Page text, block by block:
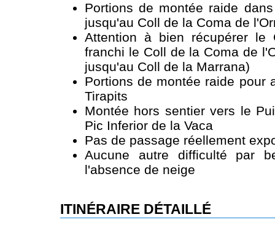
Portions de montée raide
jusqu'au Coll de la Coma de
Attention à bien récupérer le
franchi le Coll de la Coma de
jusqu'au Coll de la Marrana)
Portions de montée raide pour
Tirapits
Montée hors sentier vers le
Pic Inferior de la Vaca
Pas de passage réellement
Aucune autre difficulté par
l'absence de neige
ITINÉRAIRE DÉTAILLÉ